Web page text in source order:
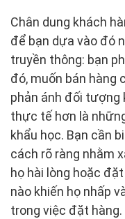
Chân dung khách
để bạn dựa vào đó
truyền thông: bạn
đó, muốn bán hàng
phản ánh đối tượng
thực tế hơn là
khẩu học. Bạn cần
cách rõ ràng nhằm
họ hài lòng hoặc
nào khiến họ nhấp
trong việc đặt hàng.